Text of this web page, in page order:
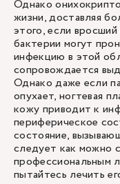
Однако
жизни, доставляя
этого, если
бактерии могут
инфекцию в этой
сопровождается
Однако даже если
опухает, ногтевая
кожу приводит к
периферическое
состояние,
следует как можно
профессиональным
пытайтесь лечить